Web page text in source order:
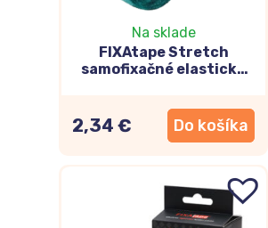
Na sklade
FIXAtape Stretch
samofixačné elastické
2,34 € Do košíka